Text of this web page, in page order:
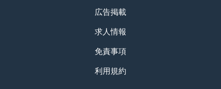
広告掲載
求人情報
免責事項
利用規約